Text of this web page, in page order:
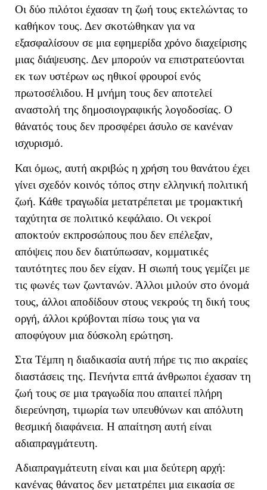
Οι δύο πιλότοι έχασαν τη ζωή τους εκτελώντας το
καθήκον τους. Δεν σκοτώθηκαν για να
εξασφαλίσουν σε μια εφημερίδα χρόνο διαχείρισης
μιας διάψευσης. Δεν μπορούν να επιστρατεύονται
εκ των υστέρων ως ηθικοί φρουροί ενός
πρωτοσέλιδου. Η μνήμη τους δεν αποτελεί
αναστολή της δημοσιογραφικής λογοδοσίας. Ο
θάνατός τους δεν προσφέρει άσυλο σε κανέναν
ισχυρισμό.
Και όμως, αυτή ακριβώς η χρήση του θανάτου έχει
γίνει σχεδόν κοινός τόπος στην ελληνική πολιτική
ζωή. Κάθε τραγωδία μετατρέπεται με τρομακτική
ταχύτητα σε πολιτικό κεφάλαιο. Οι νεκροί
αποκτούν εκπροσώπους που δεν επέλεξαν,
απόψεις που δεν διατύπωσαν, κομματικές
ταυτότητες που δεν είχαν. Η σιωπή τους γεμίζει με
τις φωνές των ζωντανών. Άλλοι μιλούν στο όνομά
τους, άλλοι αποδίδουν στους νεκρούς τη δική τους
οργή, άλλοι κρύβονται πίσω τους για να
αποφύγουν μια δύσκολη ερώτηση.
Στα Τέμπη η διαδικασία αυτή πήρε τις πιο ακραίες
διαστάσεις της. Πενήντα επτά άνθρωποι έχασαν τη
ζωή τους σε μια τραγωδία που απαιτεί πλήρη
διερεύνηση, τιμωρία των υπευθύνων και απόλυτη
θεσμική διαφάνεια. Η απαίτηση αυτή είναι
αδιαπραγμάτευτη.
Αδιαπραγμάτευτη είναι και μια δεύτερη αρχή:
κανένας θάνατος δεν μετατρέπει μια εικασία σε